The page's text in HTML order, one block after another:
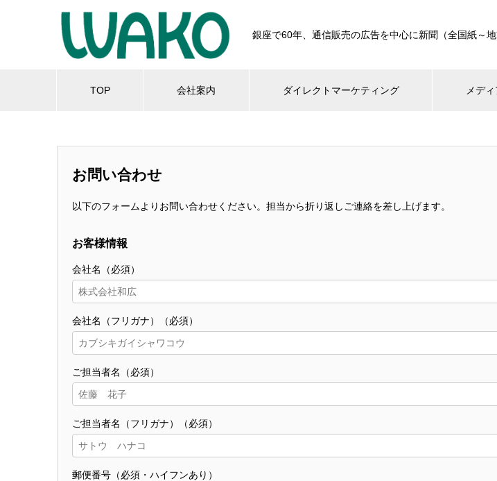
銀座で60年、通信販売の広告を中心に新聞（全国紙～
TOP 会社案内 ダイレクトマーケティング メディ
お問い合わせ
以下のフォームよりお問い合わせください。担当から折り返しご連絡を差し上げます。
お客様情報
会社名（必須）
会社名（フリガナ）（必須）
ご担当者名（必須）
ご担当者名（フリガナ）（必須）
郵便番号（必須・ハイフンあり）